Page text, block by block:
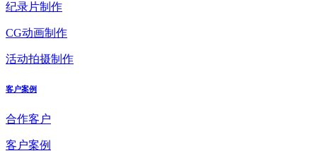
纪录片制作
CG动画制作
活动拍摄制作
客户案例
合作客户
客户案例